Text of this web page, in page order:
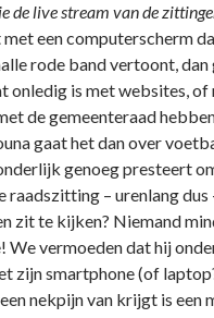
de live stream van de
met een computerscherm
rode band vertoont, dan
onledig is met websites, of
de gemeenteraad
gaat het dan over
genoeg presteert
raadszitting – urenlang dus
zit te kijken? Niemand
We vermoeden dat hij
zijn smartphone (of
nekpijn van krijgt is een